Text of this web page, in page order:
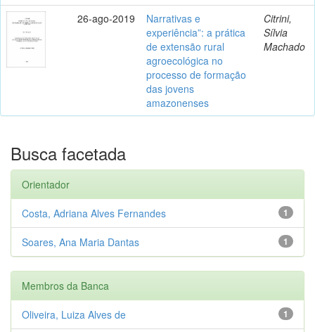
26-ago-2019
Narrativas e
experiência”: a prática
de extensão rural
agroecológica no
processo de formação
das jovens
amazonenses
Citrini,
Sílvia
Machado
Busca facetada
Orientador
1
Costa, Adriana Alves Fernandes
1
Soares, Ana Maria Dantas
Membros da Banca
1
Oliveira, Luiza Alves de